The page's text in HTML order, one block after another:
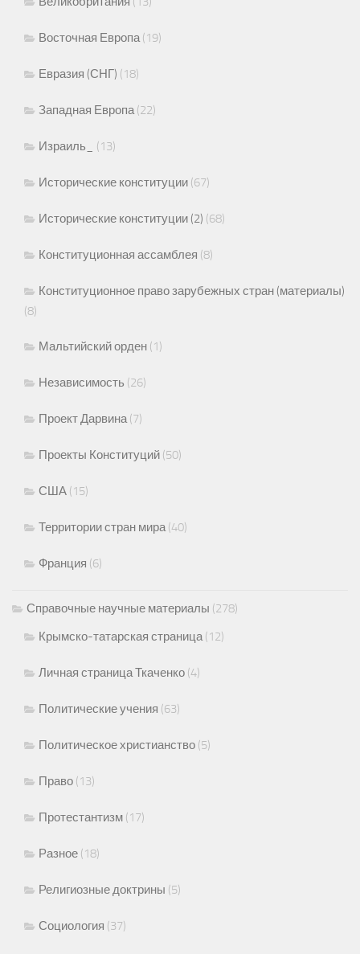
Восточная Европа(19)
Евразия (СНГ) (18)
Западная Европа(22)
Израиль_ (13)
Исторические конституции (67)
Исторические конституции (2) (68)
Конституционная ассамблея (8)
Конституционное право зарубежных стран (материалы)
(8)
Мальтийский орден (1)
Независимость (26)
Проект Дарвина(7)
Проекты Конституций (50)
США (15)
Территории стран мира(40)
Франция (6)
Справочные научные материалы (278)
Крымско-татарская страница(12)
Личная страница Ткаченко (4)
Политические учения (63)
Политическое христианство (5)
Право (13)
Протестантизм (17)
Разное (18)
Религиозные доктрины (5)
Социология (37)